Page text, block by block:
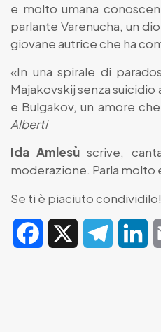
e molto umana
parlante Varenucha, un
giovane autrice che ha
«In una spirale di
Majakovskij senza
e Bulgakov, un amore
Alberti
Ida Amlesù scrive,
moderazione. Parla molto
Se ti è piaciuto condividilo!
Facebook Telegram